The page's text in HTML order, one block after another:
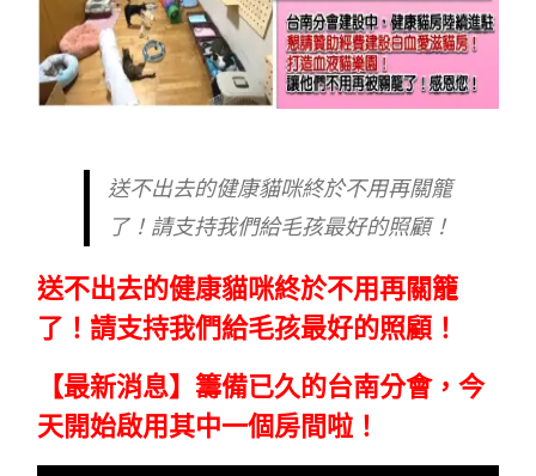
送不出去的健康貓咪終於不用再關籠
了！請支持我們給毛孩最好的照顧！
送不出去的健康貓咪終於不用再關籠
了！請支持我們給毛孩最好的照顧！
【最新消息】籌備已久的台南分會，今
天開始啟用其中一個房間啦！